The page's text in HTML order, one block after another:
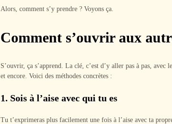
Alors, comment s’y prendre ? Voyons ça.
Comment s’ouvrir aux
S’ouvrir, ça s’apprend. La clé, c’est d’y aller pas à pas, avec
et encore. Voici des méthodes concrètes :
1. Sois à l’aise avec qui tu es
Tu t’exprimeras plus facilement une fois à l’aise avec ta